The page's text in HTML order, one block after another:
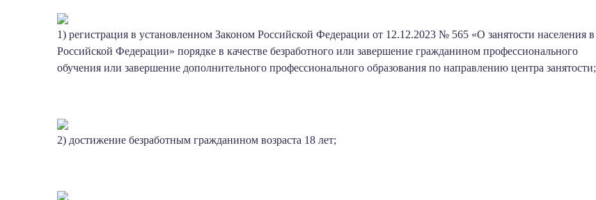
1) регистрация в установленном Законом Российской Федерации от 12.12.2023 № 565 «О занятости населения в
Российской Федерации» порядке в качестве безработного или завершение гражданином профессионального
обучения или завершение дополнительного профессионального образования по направлению центра занятости;
2) достижение безработным гражданином возраста 18 лет;